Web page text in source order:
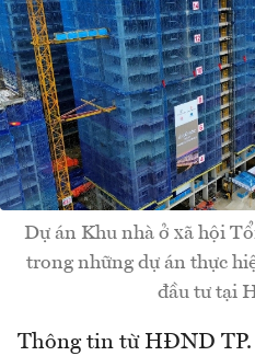
Dự án Khu nhà ở xã hội
trong những dự án thực
đầu tư tại
Thông tin từ HĐND TP.